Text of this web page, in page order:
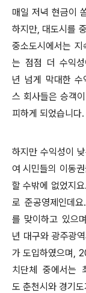
매일 저녁 현금이
하지만, 대도시를
중소도시에서는
는 점점 더 수익
년 넘게 막대한 수
스 회사들은 승객
피하게 되었습니다.
하지만 수익성이
여 시민들의 이동
할 수밖에 없었지
로 준공영제인데
를 맞이하고 있으
년 대구와 광주광
가 도입하였으며,
치단체 중에서는
도 춘천시와 경기